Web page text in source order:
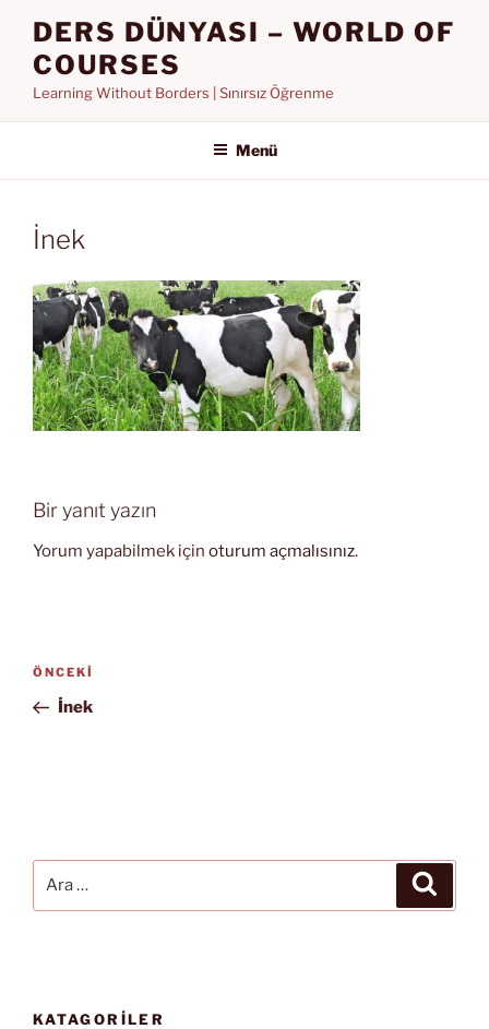
DERS DÜNYASI – WORLD OF
COURSES
Learning Without Borders | Sınırsız Öğrenme
Menü
İnek
Bir yanıt yazın
Yorum yapabilmek için oturum açmalısınız.
Yazı
gezinmesi
Önceki
Yazı
ÖNCEKI
İnek
KATAGORİLER